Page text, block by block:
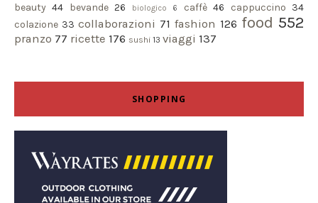
beauty 44 bevande 26 biologico 6 caffè 46 cappuccino 34
colazione 33 collaborazioni 71 fashion 126 food 552
pranzo 77 ricette 176 sushi 13 viaggi 137
SHOPPING